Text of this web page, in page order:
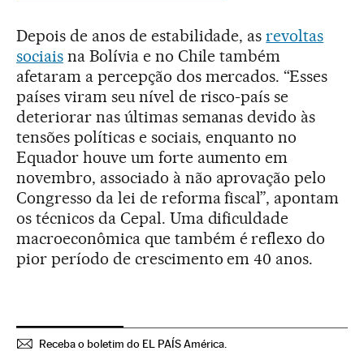
Depois de anos de estabilidade, asrevoltas
sociaisna Bolívia e no Chile também
afetaram a percepção dos mercados. “Esses
países viram seu nível de risco-país se
deteriorar nas últimas semanas devido às
tensões políticas e sociais, enquanto no
Equador houve um forte aumento em
novembro, associado à não aprovação pelo
Congresso da lei de reforma fiscal”, apontam
os técnicos da Cepal. Uma dificuldade
macroeconômica que também é reflexo do
pior período de crescimento em 40 anos.
Receba o boletim do EL PAÍS América.